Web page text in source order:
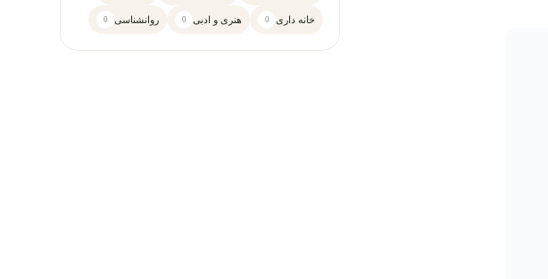
خانه داری 0 هنری و ادبی 0 روانشناسی 0